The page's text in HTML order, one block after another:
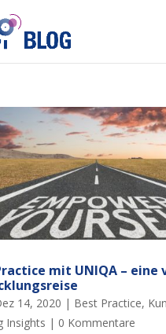
mit UNIQA – eine
14, 2020 | Best Practice,
Insights | 0 Kommentare